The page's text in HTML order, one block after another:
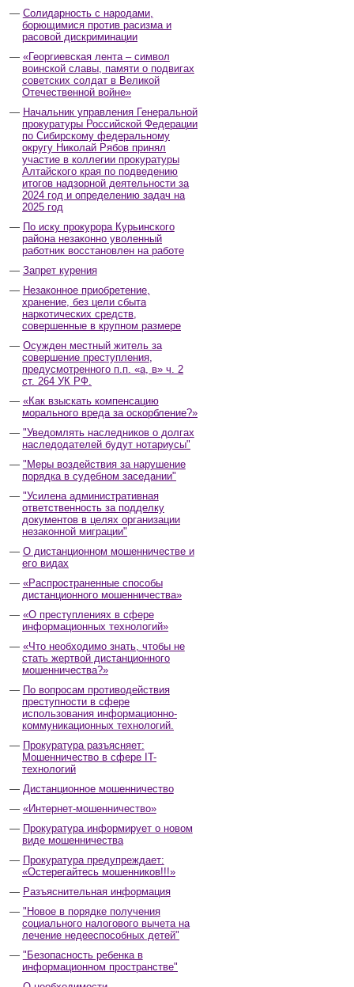
Солидарность с народами,
борющимися против расизма и
расовой дискриминации
«Георгиевская лента – символ
воинской славы, памяти о подвигах
советских солдат в Великой
Отечественной войне»
Начальник управления Генеральной
прокуратуры Российской Федерации
по Сибирскому федеральному
округу Николай Рябов принял
участие в коллегии прокуратуры
Алтайского края по подведению
итогов надзорной деятельности за
2024 год и определению задач на
2025 год
По иску прокурора Курьинского
района незаконно уволенный
работник восстановлен на работе
Запрет курения
Незаконное приобретение,
хранение, без цели сбыта
наркотических средств,
совершенные в крупном размере
Осужден местный житель за
совершение преступления,
предусмотренного п.п. «а, в» ч. 2
ст. 264 УК РФ.
«Как взыскать компенсацию
морального вреда за оскорбление?»
"Уведомлять наследников о долгах
наследодателей будут нотариусы"
"Меры воздействия за нарушение
порядка в судебном заседании"
"Усилена административная
ответственность за подделку
документов в целях организации
незаконной миграции"
О дистанционном мошенничестве и
его видах
«Распространенные способы
дистанционного мошенничества»
«О преступлениях в сфере
информационных технологий»
«Что необходимо знать, чтобы не
стать жертвой дистанционного
мошенничества?»
По вопросам противодействия
преступности в сфере
использования информационно-
коммуникационных технологий.
Прокуратура разъясняет:
Мошенничество в сфере IT-
технологий
Дистанционное мошенничество
«Интернет-мошенничество»
Прокуратура информирует о новом
виде мошенничества
Прокуратура предупреждает:
«Остерегайтесь мошенников!!!»
Разъяснительная информация
"Новое в порядке получения
социального налогового вычета на
лечение недееспособных детей"
"Безопасность ребенка в
информационном пространстве"